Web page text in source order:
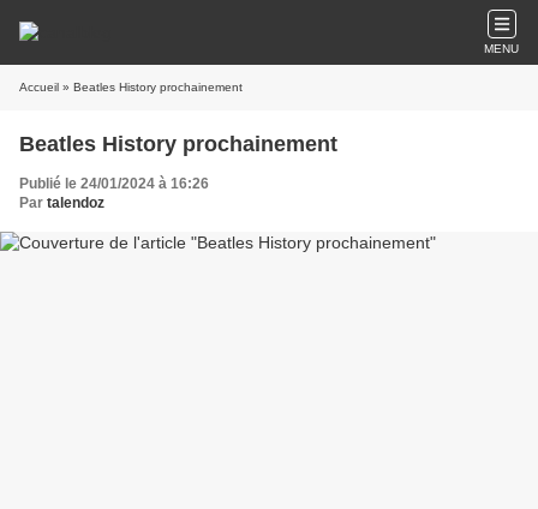
MENU
Accueil » Beatles History prochainement
Beatles History prochainement
Publié le 24/01/2024 à 16:26
Par talendoz